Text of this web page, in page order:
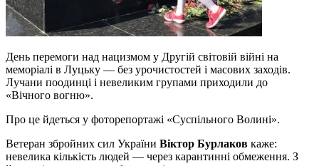
День перемоги над нацизмом у Другій світовій війні на
меморіалі в Луцьку — без урочистостей і масових заходів.
Лучани поодинці і невеликим групами приходили до
«Вічного вогню».
Про це йдеться у фоторепортажі «Суспільного Волині».
Ветеран збройних сил України Віктор Бурлаков каже:
невелика кількість людей — через карантинні обмеження. З